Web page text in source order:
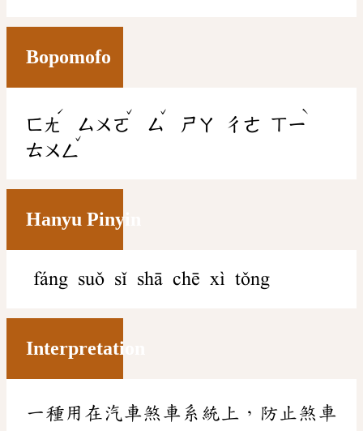
Bopomofo
ㄈㄤ
ˊ
ㄙㄨㄛ
ˇ
ㄙ
ˇ
ㄕㄚ ㄔㄜ ㄒㄧ
ˋ
ㄊㄨㄥ
ˇ
Hanyu Pinyin
fáng suǒ sǐ shā chē xì tǒng
Interpretation
一種用在汽車煞車系統上，防止煞車